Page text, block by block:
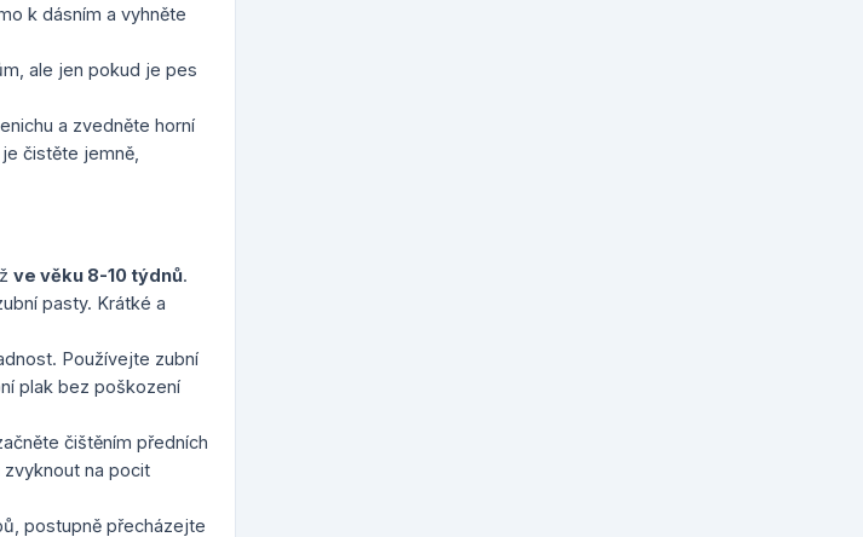
k dásním a vyhněte
ale jen pokud je pes
a zvedněte horní
čistěte jemně,
ve věku 8-10 týdnů.
pasty. Krátké a
Používejte zubní
plak bez poškození
čištěním předních
na pocit
postupně přecházejte